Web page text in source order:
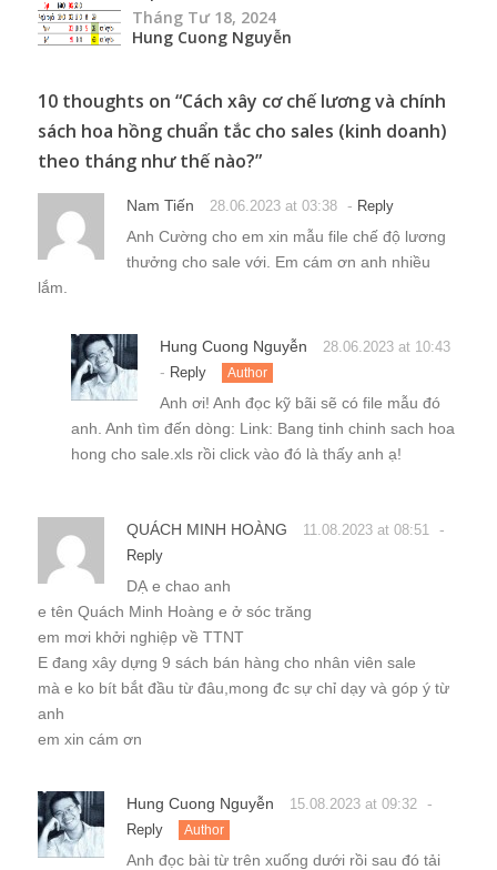
Tháng Tư 18, 2024
Hung Cuong Nguyễn
10 thoughts on “Cách xây cơ chế lương và chính
sách hoa hồng chuẩn tắc cho sales (kinh doanh)
theo tháng như thế nào?”
Nam Tiến 28.06.2023 at 03:38 - Reply
Anh Cường cho em xin mẫu file chế độ lương
thưởng cho sale với. Em cám ơn anh nhiều
lắm.
Hung Cuong Nguyễn 28.06.2023 at 10:43
- Reply Author
Anh ơi! Anh đọc kỹ bãi sẽ có file mẫu đó
anh. Anh tìm đến dòng: Link: Bang tinh chinh sach hoa
hong cho sale.xls rồi click vào đó là thấy anh ạ!
QUÁCH MINH HOÀNG 11.08.2023 at 08:51 -
Reply
DẠ e chao anh
e tên Quách Minh Hoàng e ở sóc trăng
em mơi khởi nghiệp về TTNT
E đang xây dựng 9 sách bán hàng cho nhân viên sale
mà e ko bít bắt đầu từ đâu,mong đc sự chỉ dạy và góp ý từ
anh
em xin cám ơn
Hung Cuong Nguyễn 15.08.2023 at 09:32 -
Reply Author
Anh đọc bài từ trên xuống dưới rồi sau đó tải